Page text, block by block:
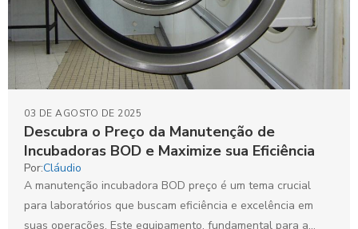
Descubra o Preço da Manutenção de
Incubadoras BOD e Maximize sua Eficiência
03 DE AGOSTO DE 2025
Por:Cláudio
A manutenção incubadora BOD preço é um tema crucial
para laboratórios que buscam eficiência e excelência em
suas operações. Este equipamento, fundamental para a